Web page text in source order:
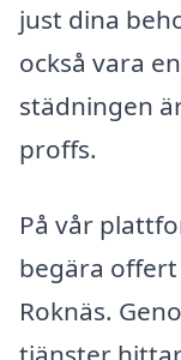
just dina
också vara
städningen
proffs.
På vår
begära
Roknäs.